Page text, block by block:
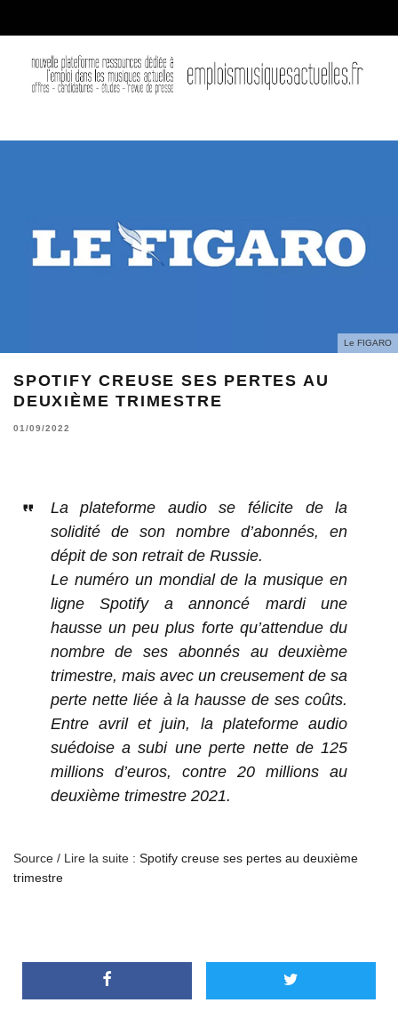
Le FIGARO
SPOTIFY CREUSE SES PERTES AU
DEUXIÈME TRIMESTRE
01/09/2022
La plateforme audio se félicite de la
solidité de son nombre d’abonnés, en
dépit de son retrait de Russie.
Le numéro un mondial de la musique en
ligne Spotify a annoncé mardi une
hausse un peu plus forte qu’attendue du
nombre de ses abonnés au deuxième
trimestre, mais avec un creusement de sa
perte nette liée à la hausse de ses coûts.
Entre avril et juin, la plateforme audio
suédoise a subi une perte nette de 125
millions d’euros, contre 20 millions au
deuxième trimestre 2021.
Source / Lire la suite : Spotify creuse ses pertes au deuxième
trimestre